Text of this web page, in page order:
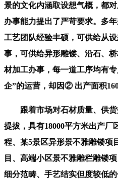
景的文化内涵取设想气概，都
办事能力提出了严苛要求。多
工艺团队经验丰硕，可供给从
事，可供给异形雕镂、沿石、
材加工办事，每一道工序均有
企”的运营，却因② 出产面积
跟着市场对石材质量、供货
提拔，具有18000平方米出产厂
程、某5景区异形景不雅雕镂项
目、高端小区景不雅雕栏雕镂
细分范畴、手艺结实但度较低